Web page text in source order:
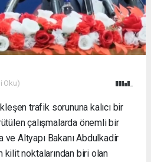
Oku)
trafik sorununa kalıcı bir
çalışmalarda önemli bir
ve Altyapı Bakanı Abdulkadir
noktalarından biri olan